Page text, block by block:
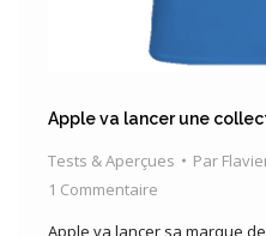
Apple va lancer une
Tests & Aperçues Par
1 Commentaire
Apple va lancer sa marque